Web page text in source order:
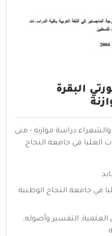
البقرة
والشعراء دراسة موازنه - منى
العليا في جامعة النجاح
في جامعة النجاح الوطنية
العلمية, التفسير وأصوله,